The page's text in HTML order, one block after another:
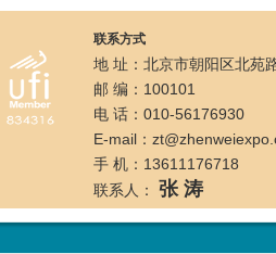
联系方式
地 址：北京市朝阳区北苑
邮 编：100101
电 话：010-56176930
E-mail：
手 机：13611176718
联系人： 张 涛